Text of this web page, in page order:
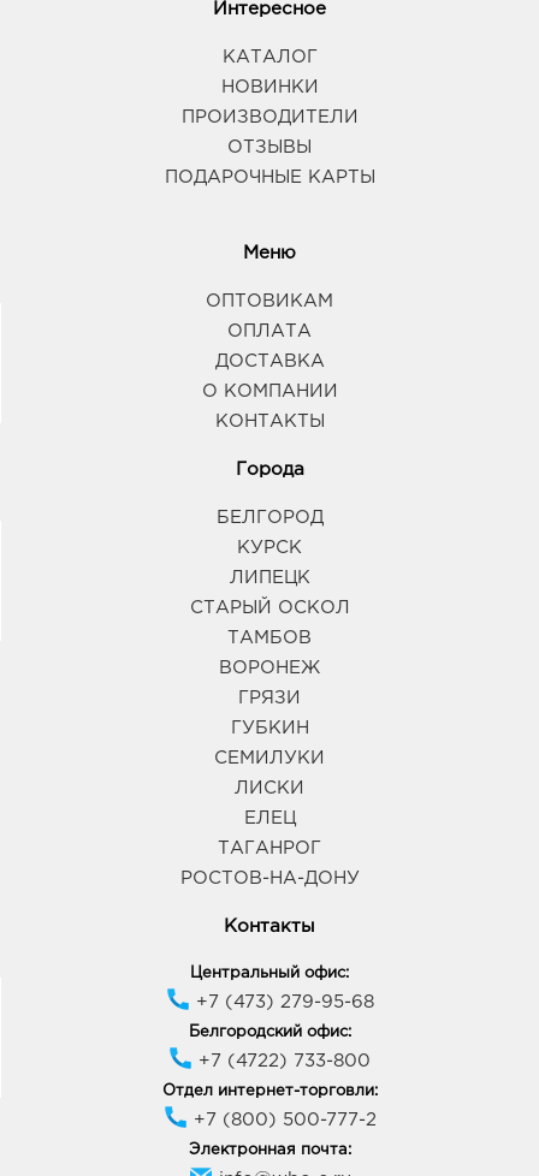
Интересное
КАТАЛОГ
НОВИНКИ
ПРОИЗВОДИТЕЛИ
ОТЗЫВЫ
ПОДАРОЧНЫЕ КАРТЫ
Меню
ОПТОВИКАМ
ОПЛАТА
ДОСТАВКА
О КОМПАНИИ
КОНТАКТЫ
Города
БЕЛГОРОД
КУРСК
ЛИПЕЦК
СТАРЫЙ ОСКОЛ
ТАМБОВ
ВОРОНЕЖ
ГРЯЗИ
ГУБКИН
СЕМИЛУКИ
ЛИСКИ
ЕЛЕЦ
ТАГАНРОГ
РОСТОВ-НА-ДОНУ
Контакты
Центральный офис:
+7 (473) 279-95-68
Белгородский офис:
+7 (4722) 733-800
Отдел интернет-торговли:
+7 (800) 500-777-2
Электронная почта: